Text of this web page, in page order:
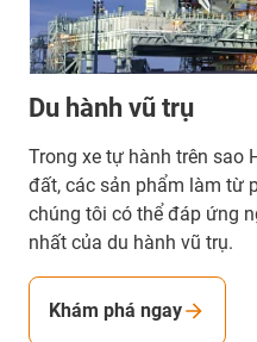
Du hành vũ trụ
Trong xe tự hành trên sao
đất, các sản phẩm làm từ
chúng tôi có thể đáp ứng
nhất của du hành vũ trụ.
Khám phá ngay